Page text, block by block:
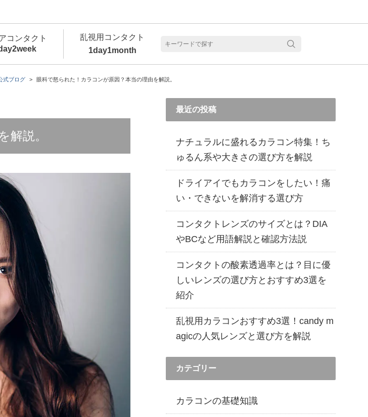
式ブログ 眼科で怒られた！カラコンが原因？本当の理由を解説。
解説。
最近の投稿
ナチュラルに盛れるカラコン特集！ち
ゅるん系や大きさの選び方を解説
ドライアイでもカラコンをしたい！痛
い・できないを解消する選び方
コンタクトレンズのサイズとは？DIA
やBCなど用語解説と確認方法説
コンタクトの酸素透過率とは？目に優
しいレンズの選び方とおすすめ3選を
紹介
乱視用カラコンおすすめ3選！candy m
agicの人気レンズと選び方を解説
カテゴリー
カラコンの基礎知識
コンタクト
2week
乱視用コンタクト
1day1month
ラコン・サークルレンズ 1day 商品一覧を見る
乱視用カラコン 1day商品一覧を見る
カラコン・サークルレンズ 2week商品一覧を見る
カラコン・サークルレンズ 1month商品一覧を見る
クリアコンタクトレンズ 1day 商品一覧を見る 乱視用カラコン 1day商品一覧を見る
クリアコンタクトレンズ 2week 商品一覧を見る
乱視用カラコン 1day商品一覧を見る
乱視用カラコン 1month商品一覧を見る